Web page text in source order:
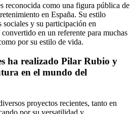
reconocida como una figura pública de
en España. Su estilo
sociales y su participación en
en un referente para muchas
por su estilo de vida.
ha realizado Pilar Rubio y
en el mundo del
proyectos recientes, tanto en
por su versatilidad y